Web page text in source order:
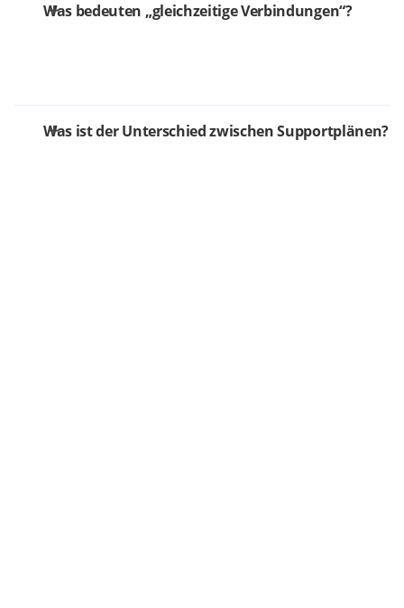
Was bedeuten „gleichzeitige Verbindungen“?
Was ist der Unterschied zwischen Supportplänen?